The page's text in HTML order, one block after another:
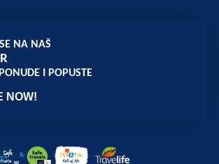
NA NAŠ
I POPUSTE
NOW!